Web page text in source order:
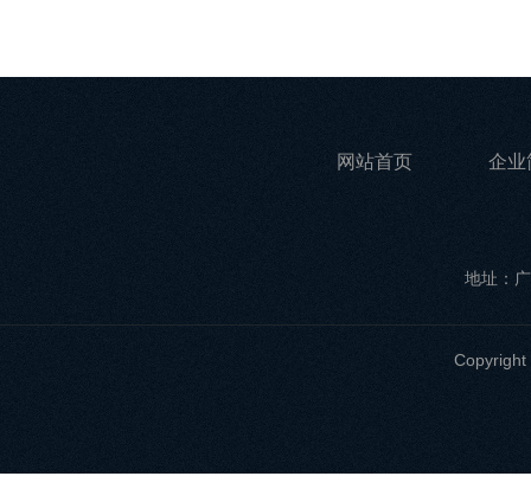
网站首页 企业
地址：